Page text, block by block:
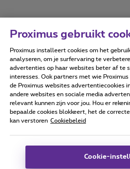
Forumvoorwaarden
Alle rechten voorbehouden. ©
Algemene voorwaarden,
Deze website is gecreëerd en wordt
Proximus gebruikt
Proximus installeert cookies om het
analyseren, om je surfervaring te
advertenties op haar websites beter af te
interesses. Ook partners met wie
de Proximus websites advertentiecookies
andere websites en sociale media
relevant kunnen zijn voor jou. Hou er
bepaalde cookies blokkeert, het de
kan verstoren Cookiebeleid
Cookie-